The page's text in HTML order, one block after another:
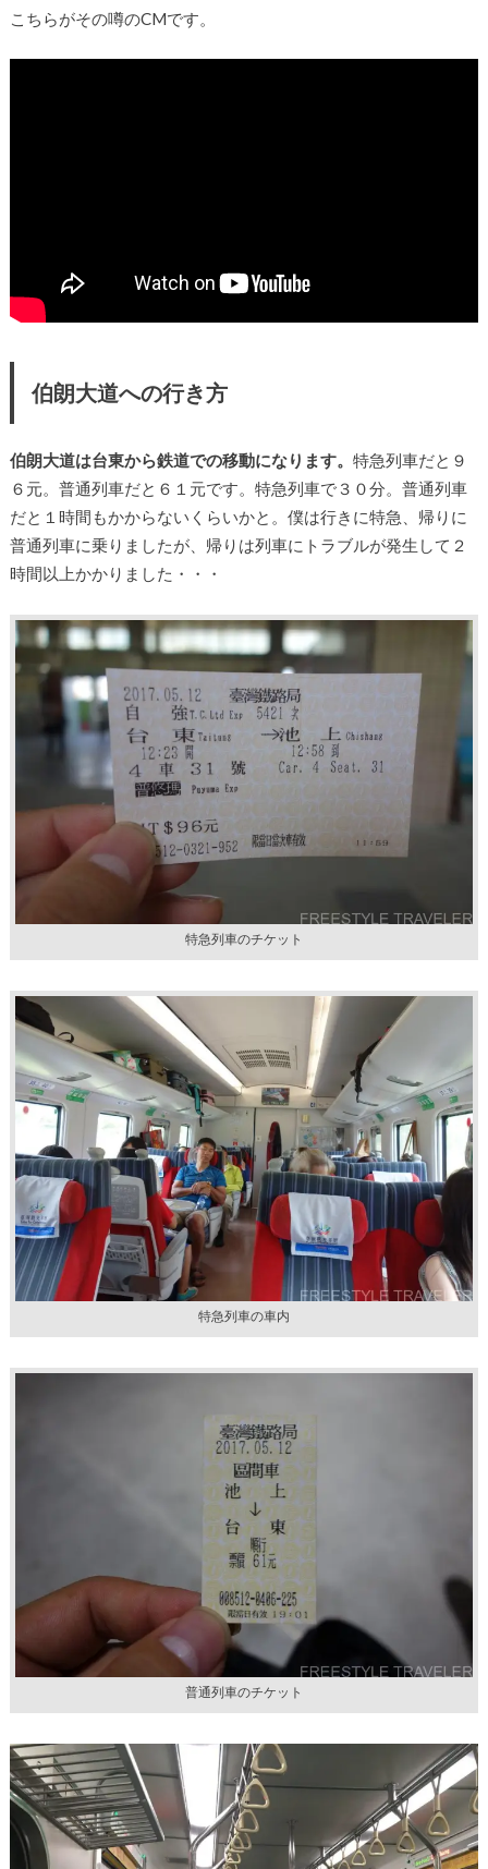
こちらがその噂のCMです。
伯朗大道への行き方
伯朗大道は台東から鉄道での移動になります。 特急列車だと９
６元。普通列車だと６１元です。特急列車で３０分。普通列車
だと１時間もかからないくらいかと。僕は行きに特急、帰りに
普通列車に乗りましたが、帰りは列車にトラブルが発生して２
時間以上かかりました・・・
特急列車のチケット
特急列車の車内
普通列車のチケット